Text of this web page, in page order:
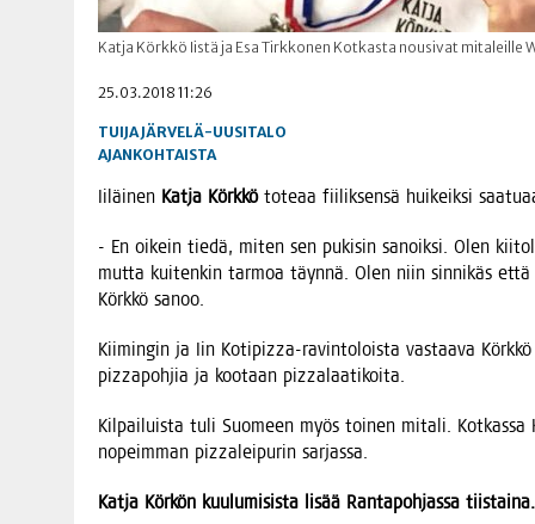
Katja Körkkö Iistä ja Esa Tirkkonen Kotkasta nousivat mitaleille
25.03.2018 11:26
TUIJA JÄRVELÄ-UUSITALO
AJANKOHTAISTA
Iiläi­nen Kat­ja Körk­kötote­aa fii­lik­sen­sä hui­keik­si
- En oikein tie­dä, miten sen puki­sin sanoik­si. Olen
mut­ta kui­ten­kin tar­moa täyn­nä. Olen niin sin­ni­käs
Körk­kö sanoo.
Kii­min­gin ja Iin Koti­pizza-ravin­to­lois­ta vas­taa­va
pizza­poh­jia ja koo­taan pizzalaatikoita.
Kil­pai­luis­ta tuli Suo­meen myös toi­nen mita­li.
nopeim­man pizza­lei­pu­rin sarjassa.
Kat­ja Kör­kön kuu­lu­mi­sis­ta lisää Ran­ta­poh­jas­sa tiistaina.